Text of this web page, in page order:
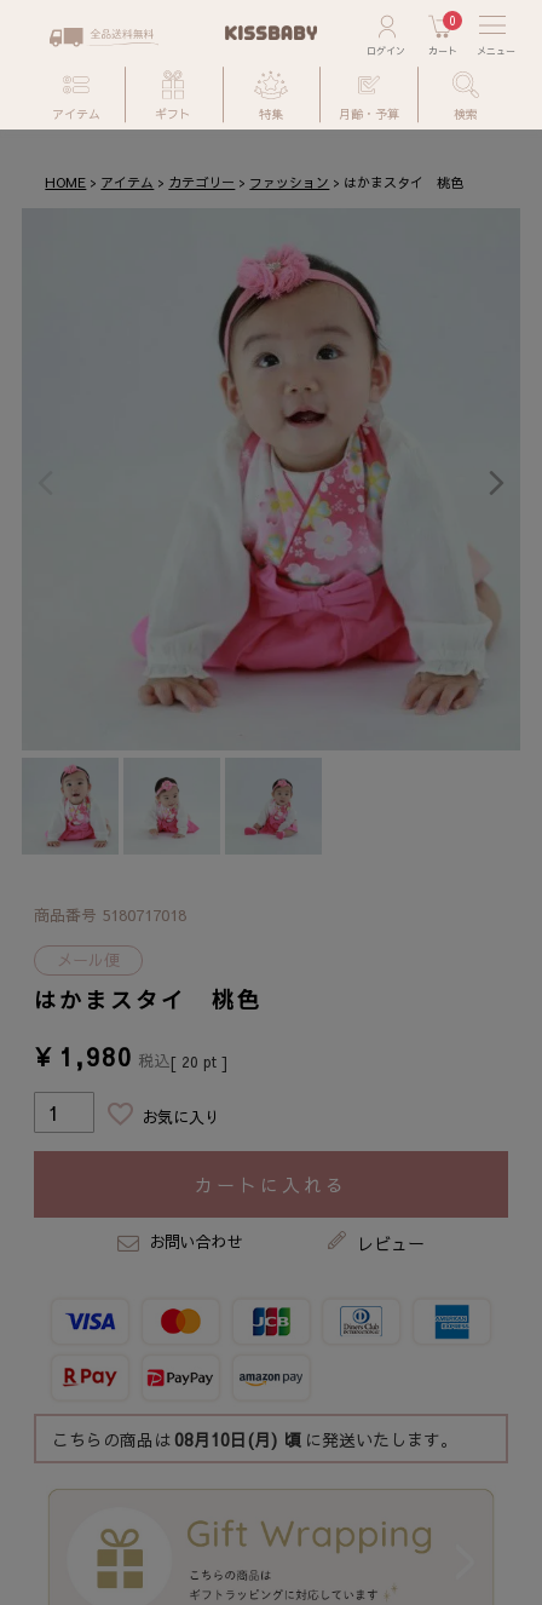
0
アイテム ギフト 特集 月齢・予算 検索
HOME アイテム カテゴリー ファッション はかまスタイ 桃色
商品番号 5180717018
メール便
はかまスタイ 桃色
¥ 1,980 税込[ 20 pt ]
お気に入り
カートに入れる
お問い合わせ レビュー
こちらの商品は08月10日(月) 頃 に発送いたします。